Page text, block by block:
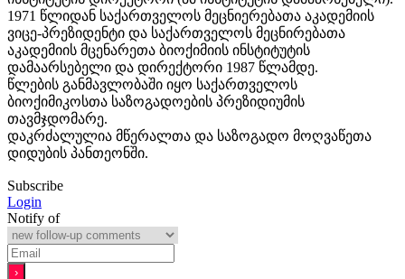
1971 წლიდან საქართველოს მეცნიერებათა აკადემიის
ვიცე-პრეზიდენტი და საქართველოს მეცნირებათა
აკადემიის მცენარეთა ბიოქიმიის ინსტიტუტის
დამაარსებელი და დირექტორი 1987 წლამდე.
წლების განმავლობაში იყო საქართველოს
ბიოქიმიკოსთა საზოგადოების პრეზიდიუმის
თავმჯდომარე.
დაკრძალულია მწერალთა და საზოგადო მოღვაწეთა
დიდუბის პანთეონში.
Subscribe
Login
Notify of